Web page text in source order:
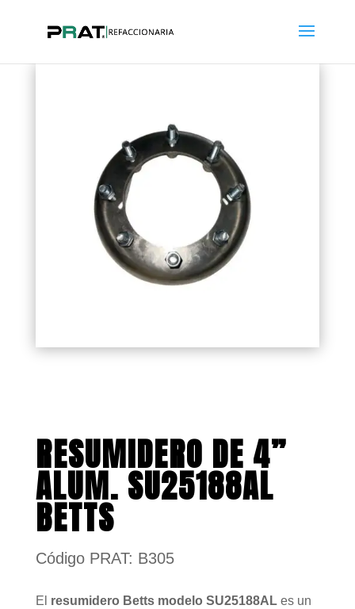
RESUMIDERO DE 4”
ALUM. SU25188AL
BETTS
Código PRAT: B305
El resumidero Betts modelo SU25188ALes un